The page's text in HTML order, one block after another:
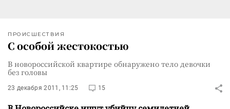
ПРОИСШЕСТВИЯ
С особой жестокостью
В новороссийской квартире обнаружено тело девочки
без головы
23 декабря 2011, 11:25 15